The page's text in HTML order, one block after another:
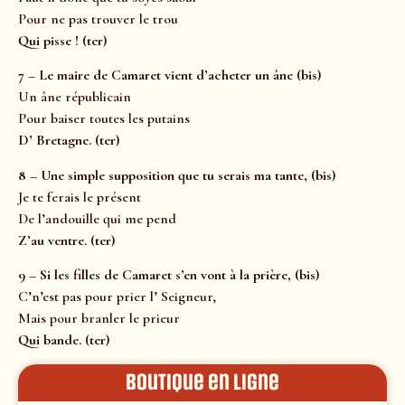
Pour ne pas trouver le trou
Qui pisse ! (ter)
7 – Le maire de Camaret vient d’acheter un âne (bis)
Un âne républicain
Pour baiser toutes les putains
D’ Bretagne. (ter)
8 – Une simple supposition que tu serais ma tante, (bis)
Je te ferais le présent
De l’andouille qui me pend
Z’au ventre. (ter)
9 – Si les filles de Camaret s’en vont à la prière, (bis)
C’n’est pas pour prier l’ Seigneur,
Mais pour branler le prieur
Qui bande. (ter)
Boutique en ligne